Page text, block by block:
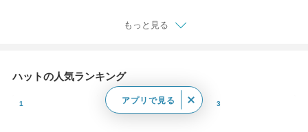
もっと見る
ハットの人気ランキング
アプリで見る